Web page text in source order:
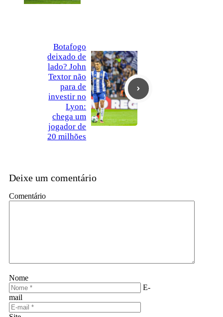
Botafogo
deixado de
lado? John
Textor não
para de
investir no
Lyon:
chega um
jogador de
20 milhões
Deixe um comentário
Comentário
Nome
E-
mail